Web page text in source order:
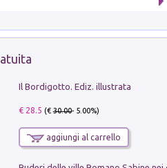
Il Bordigotto. Ediz. illustrata
€ 28.5 (€30.00- 5.00%)
aggiungi al carrello